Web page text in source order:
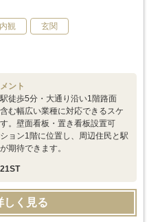
観 玄関
ント
駅徒歩5分・大通り沿い1階路面
む幅広い業種に対応できるスケ
。壁面看板・置き看板設置可
ョン1階に位置し、周辺住民と駅
期待できます。
しく見る